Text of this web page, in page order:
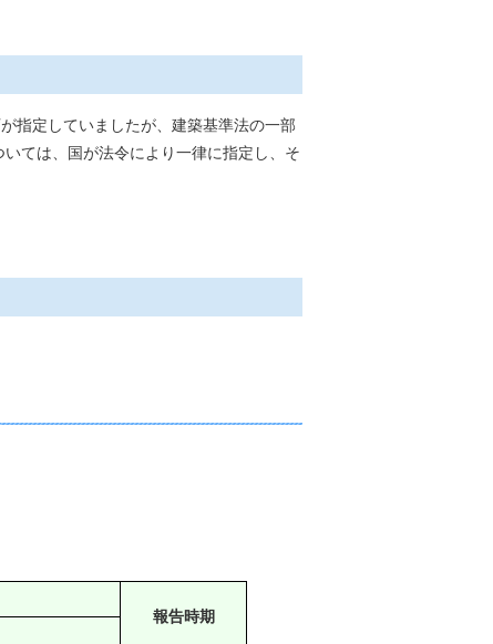
指定していましたが、建築基準法の一部
ては、国が法令により一律に指定し、そ
報告時期